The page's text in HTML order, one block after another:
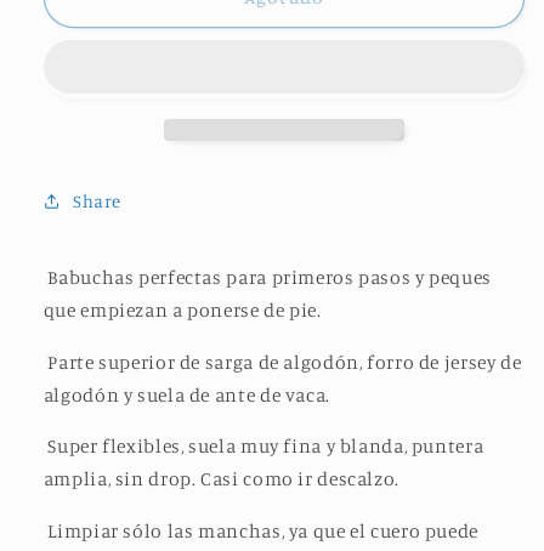
X
X
Share
Babuchas perfectas para primeros pasos y peques
que empiezan a ponerse de pie.
Parte superior de sarga de algodón, forro de jersey de
algodón y suela de ante de vaca.
Super flexibles, suela muy fina y blanda, puntera
amplia, sin drop. Casi como ir descalzo.
Limpiar sólo las manchas, ya que el cuero puede